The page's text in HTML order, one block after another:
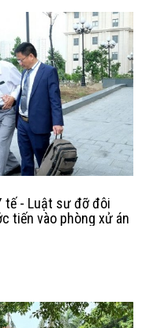
tế - Luật sư đỡ đôi
tiến vào phòng xử án